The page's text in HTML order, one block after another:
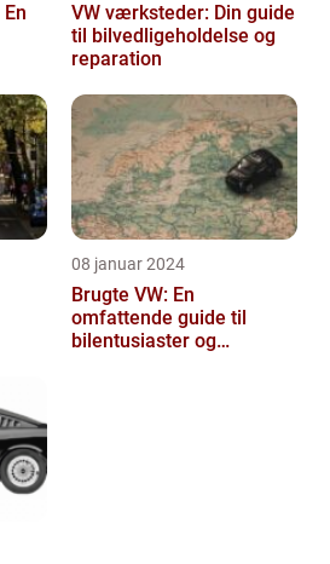
VW værksteder: Din guide
til bilvedligeholdelse og
reparation
08 januar 2024
Brugte VW: En
omfattende guide til
bilentusiaster og